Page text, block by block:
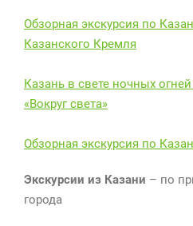
Обзорная экскурсия по
Казанского Кремля
Казань в свете ночных
«Вокруг света»
Обзорная экскурсия по
Экскурсии из Казани – по
города